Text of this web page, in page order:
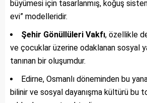
büyümesi için tasarlanmış, koğuş
evi” modelleridir.
Şehir Gönüllüleri Vakfı, özellikle
ve çocuklar üzerine odaklanan sosyal
tanınan bir oluşumdur.
Edirne, Osmanlı döneminden bu
bilinir ve sosyal dayanışma kültürü bu